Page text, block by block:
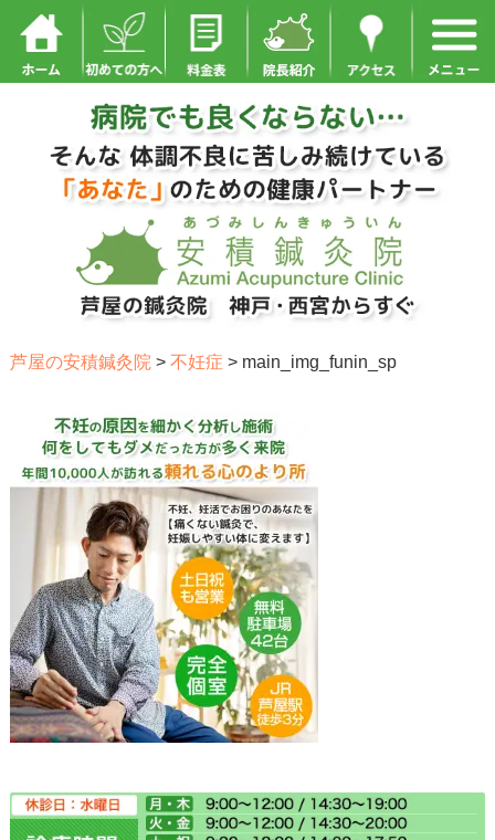
芦屋の安積鍼灸院 > 不妊症 > main_img_funin_sp